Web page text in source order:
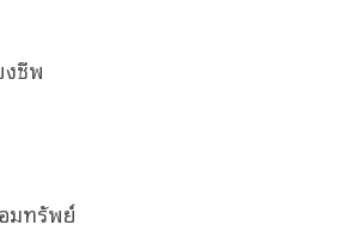
งชีพ
มทรัพย์